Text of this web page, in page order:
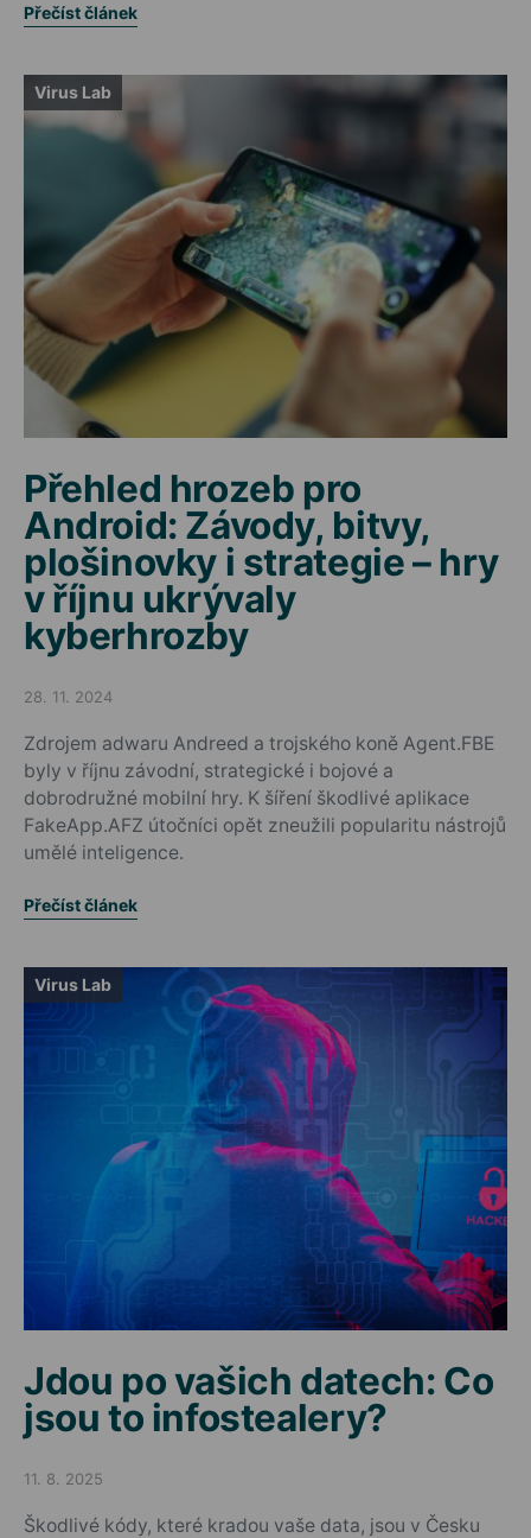
Přečíst článek
Virus Lab
Přehled hrozeb pro
Android: Závody, bitvy,
plošinovky i strategie – hry
v říjnu ukrývaly
kyberhrozby
Posted on
28. 11. 2024
Zdrojem adwaru Andreed a trojského koně Agent.FBE
byly v říjnu závodní, strategické i bojové a
dobrodružné mobilní hry. K šíření škodlivé aplikace
FakeApp.AFZ útočníci opět zneužili popularitu nástrojů
umělé inteligence.
Přečíst článek
Virus Lab
Jdou po vašich datech: Co
jsou to infostealery?
Posted on
11. 8. 2025
Škodlivé kódy, které kradou vaše data, jsou v Česku